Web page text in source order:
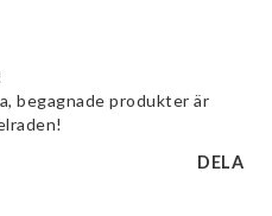
begagnade produkter är
DELA